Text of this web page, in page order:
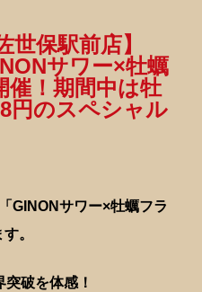
世保駅前店】
サワー×牡蠣
催！期間中は牡
円のスペシャル
GINONサワー×牡蠣フラ
。
破を体感！